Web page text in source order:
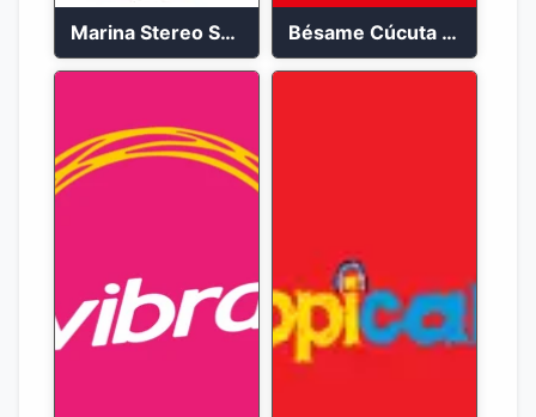
Marina Stereo San Andres 94.5 FM Bésame Cúcuta en vivo 2023